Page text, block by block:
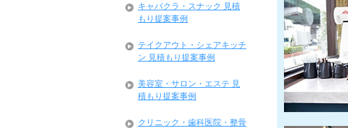
キャバクラ・スナック 見積
もり提案事例
テイクアウト・シェアキッチ
ン 見積もり提案事例
美容室・サロン・エステ 見
積もり提案事例
クリニック・歯科医院・整骨